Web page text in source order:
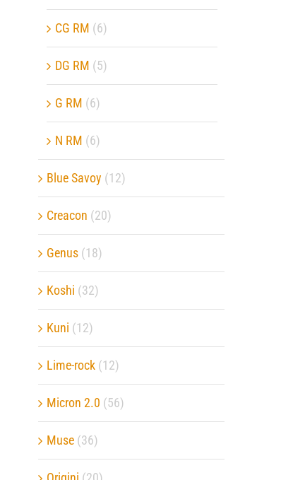
CG RM (6)
DG RM (5)
G RM (6)
N RM (6)
Blue Savoy (12)
Creacon (20)
Genus (18)
Koshi (32)
Kuni (12)
Lime-rock (12)
Micron 2.0 (56)
Muse (36)